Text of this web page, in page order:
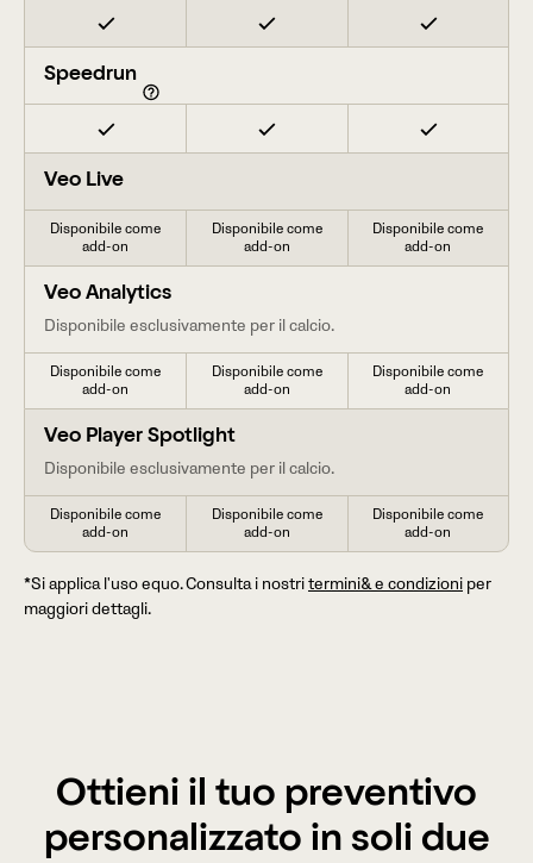
Speedrun
Veo Live
Disponibile come
add-on
Disponibile come
add-on
Disponibile come
add-on
Veo Analytics
Disponibile esclusivamente per il calcio.
Disponibile come
add-on
Disponibile come
add-on
Disponibile come
add-on
Veo Player Spotlight
Disponibile esclusivamente per il calcio.
Disponibile come
add-on
Disponibile come
add-on
Disponibile come
add-on
*Si applica l'uso equo. Consulta i nostritermini& e condizioni per
maggiori dettagli.
Ottieni il tuo preventivo
personalizzato in soli due